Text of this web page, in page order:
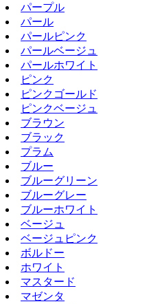
パープル
パール
パールピンク
パールベージュ
パールホワイト
ピンク
ピンクゴールド
ピンクベージュ
ブラウン
ブラック
プラム
ブルー
ブルーグリーン
ブルーグレー
ブルーホワイト
ベージュ
ベージュピンク
ボルドー
ホワイト
マスタード
マゼンタ